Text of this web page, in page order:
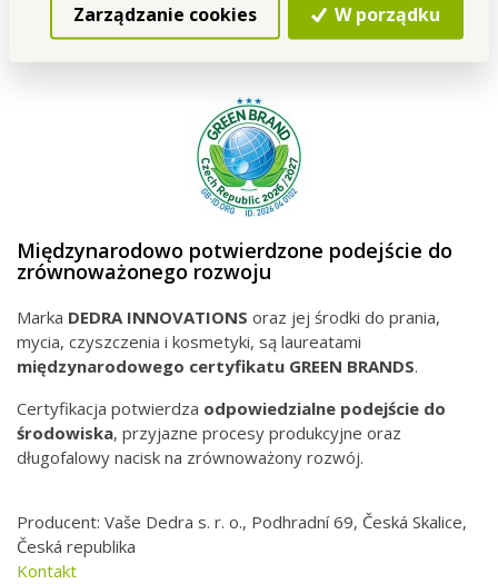
Zarządzanie cookies W porządku
Międzynarodowo potwierdzone podejście do
zrównoważonego rozwoju
Marka DEDRA INNOVATIONS oraz jej środki do prania,
mycia, czyszczenia i kosmetyki, są laureatami
międzynarodowego certyfikatu GREEN BRANDS.
Certyfikacja potwierdza odpowiedzialne podejście do
środowiska, przyjazne procesy produkcyjne oraz
długofalowy nacisk na zrównoważony rozwój.
Producent: Vaše Dedra s. r. o., Podhradní 69, Česká Skalice,
Česká republika
Kontakt